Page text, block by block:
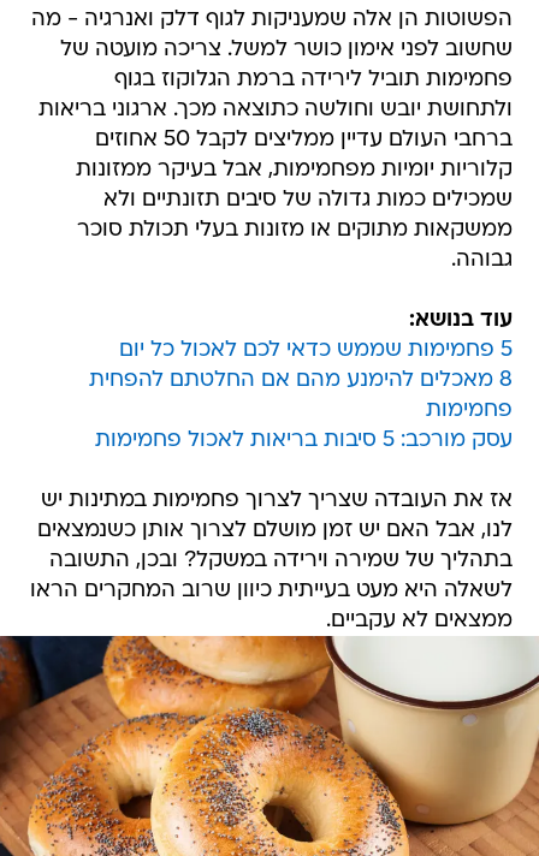
הפשוטות הן אלה שמעניקות לגוף דלק ואנרגיה - מה
שחשוב לפני אימון כושר למשל. צריכה מועטה של
פחמימות תוביל לירידה ברמת הגלוקוז בגוף
ולתחושת יובש וחולשה כתוצאה מכך. ארגוני בריאות
ברחבי העולם עדיין ממליצים לקבל 50 אחוזים
קלוריות יומיות מפחמימות, אבל בעיקר ממזונות
שמכילים כמות גדולה של סיבים תזונתיים ולא
ממשקאות מתוקים או מזונות בעלי תכולת סוכר
גבוהה.
עוד בנושא:
5 פחמימות שממש כדאי לכם לאכול כל יום
8 מאכלים להימנע מהם אם החלטתם להפחית
פחמימות
עסק מורכב: 5 סיבות בריאות לאכול פחמימות
אז את העובדה שצריך לצרוך פחמימות במתינות יש
לנו, אבל האם יש זמן מושלם לצרוך אותן כשנמצאים
בתהליך של שמירה וירידה במשקל? ובכן, התשובה
לשאלה היא מעט בעייתית כיוון שרוב המחקרים הראו
ממצאים לא עקביים.